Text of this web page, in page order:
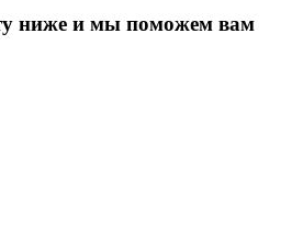
ниже и мы поможем вам